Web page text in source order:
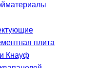
плита
Кнауф